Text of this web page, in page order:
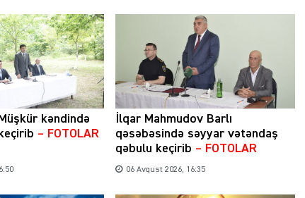
kəndində
– FOTOLAR
İlqar Mahmudov Barlı
qəsəbəsində səyyar vətəndaş
qəbulu keçirib – FOTOLAR
06 Avqust 2026, 16:35